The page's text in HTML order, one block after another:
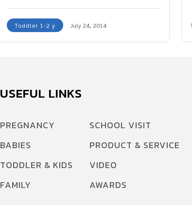
Toddler 1-2 y July 24, 2014
USEFUL LINKS
PREGNANCY
BABIES
TODDLER & KIDS
FAMILY
SCHOOL VISIT
PRODUCT & SERVICE
VIDEO
AWARDS